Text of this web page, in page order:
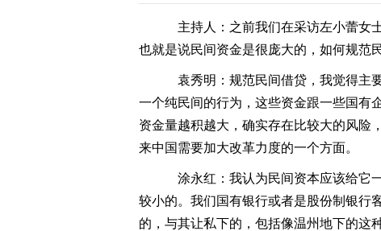
主持人：之前我们在采访左小蕾女
也就是说民间资金是很庞大的，如何规范
袁秀明：规范民间借贷，我觉得主
一个纯民间的行为，这些资金跟一些国有
资金量越积越大，确实存在比较大的风险
来中国需要加大改革力度的一个方面。
涂永红：我认为民间资本应该给它
较小的。我们国有银行或者是股份制银行
的，与其让私下的，包括像温州地下的这